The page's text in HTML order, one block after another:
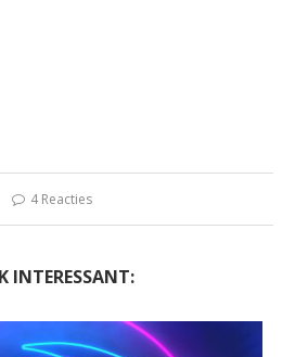
4 Reacties
INTERESSANT: